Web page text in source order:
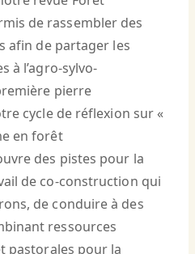
de rassembler des
afin de partager les
à l’agro-sylvo-
pierre
cycle de réflexion sur «
en forêt
des pistes pour la
de co-construction qui
de conduire à des
ressources
pastorales pour la